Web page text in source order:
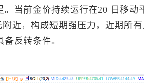
。当前金价持续运行在20 日移
附近，构成短期强压力，近期所
反转条件。